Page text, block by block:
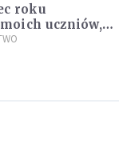
roku
moich uczniów,
nową